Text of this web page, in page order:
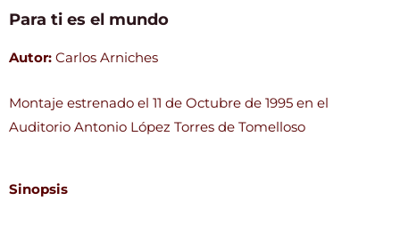
Para ti es el mundo
Autor: Carlos Arniches
Montaje estrenado el 11 de Octubre de 1995 en el
Auditorio Antonio López Torres de Tomelloso
Sinopsis